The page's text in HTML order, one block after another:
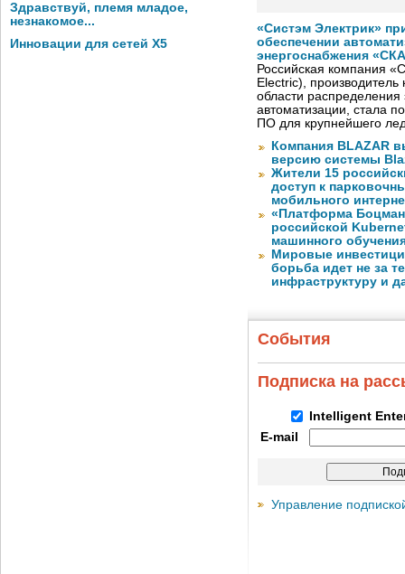
Здравствуй, племя младое,
незнакомое...
Инновации для сетей X5
«Систэм Электрик»
обеспечении
энергоснабжения
Российская компания
Electric),
области распределения
автоматизации, стала
ПО для крупнейшего
Компания BLAZAR
версию системы
Жители 15
доступ к
мобильного
«Платформа
российской
машинного
Мировые
борьба идет не за
инфраструктуру и
События
Подписка на
Intelligent
E-mail
Управление